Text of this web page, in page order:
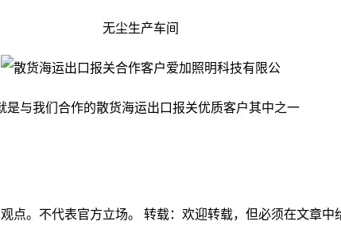
无尘生产车间
是与我们合作的散货海运出口报关优质客户其中之一
。不代表官方立场。 转载：欢迎转载，但必须在文章中